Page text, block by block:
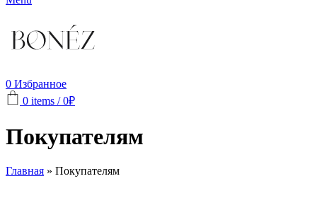
0 Избранное
0 items / 0₽
Покупателям
Главная » Покупателям